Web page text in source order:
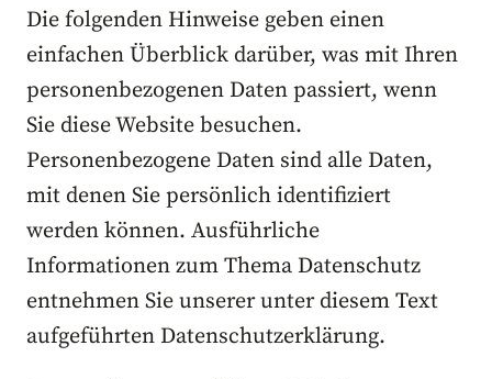
Die folgenden Hinweise geben einen
einfachen Überblick darüber, was mit Ihren
personenbezogenen Daten passiert, wenn
Sie diese Website besuchen.
Personenbezogene Daten sind alle Daten,
mit denen Sie persönlich identifiziert
werden können. Ausführliche
Informationen zum Thema Datenschutz
entnehmen Sie unserer unter diesem Text
aufgeführten Datenschutzerklärung.